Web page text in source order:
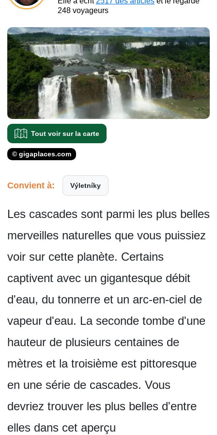
248 voyageurs
Tout voir sur la carte
© gigaplaces.com
Convient à: Výletníky
Les cascades sont parmi les plus belles
merveilles naturelles que vous puissiez
voir sur cette planète. Certains
captivent avec un gigantesque débit
d'eau, du tonnerre et un arc-en-ciel de
vapeur d'eau. La seconde tombe d'une
hauteur de plusieurs centaines de
mètres et la troisième est pittoresque
en une série de cascades. Vous
devriez trouver les plus belles d'entre
elles dans cet aperçu